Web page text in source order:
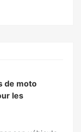
de moto
les